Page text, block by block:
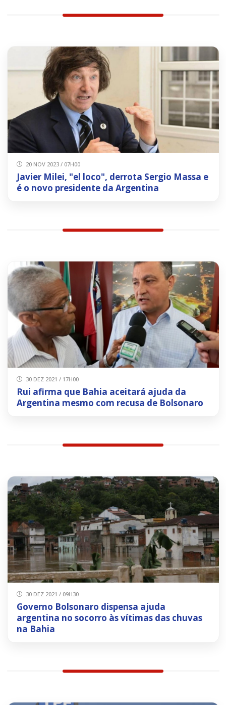
20 NOV 2023 / 07H00
Javier Milei, "el loco", derrota Sergio Massa e
é o novo presidente da Argentina
30 DEZ 2021 / 17H00
Rui afirma que Bahia aceitará ajuda da
Argentina mesmo com recusa de Bolsonaro
30 DEZ 2021 / 09H30
Governo Bolsonaro dispensa ajuda
argentina no socorro às vítimas das chuvas
na Bahia